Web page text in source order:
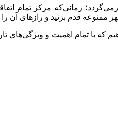
زمانی‌که مرکز تمام
ممنوعه قدم بزنید و رازهای آن
که با تمام اهمیت و